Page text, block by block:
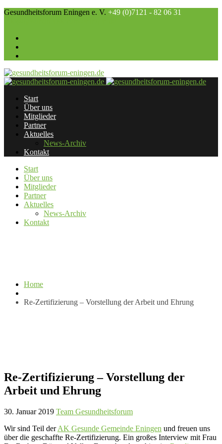
Gesundheitsforum Eningen e. V. +49 (0)7121 - 82 06 31
Start
Über uns
Mitglieder
Partner
Aktuelles
News-Archiv
Kontakt
Start
Über uns
Mitglieder
Partner
Aktuelles
News-Archiv
Kontakt
Home
Re-Zertifizierung – Vorstellung der Arbeit und Ehrung
Re-Zertifizierung – Vorstellung der
Arbeit und Ehrung
30. Januar 2019 Team Gesundheitsforum
Wir sind Teil derAK Gesunde Gemeinde Eningen und freuen uns
über die geschaffte Re-Zertifizierung. Ein großes Interview mit Frau